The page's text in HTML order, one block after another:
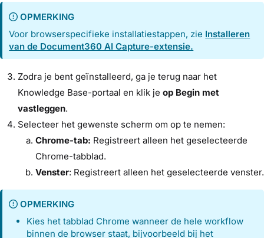
OPMERKING
Voor browserspecifieke installatiestappen, zie Installeren
van de Document360 AI Capture-extensie.
Zodra je bent geïnstalleerd, ga je terug naar het
Knowledge Base-portaal en klik je op Begin met
vastleggen.
Selecteer het gewenste scherm om op te nemen:
Chrome-tab: Registreert alleen het geselecteerde
Chrome-tabblad.
Venster: Registreert alleen het geselecteerde venster.
OPMERKING
Kies het tabblad Chrome wanneer de hele workflow
binnen de browser staat, bijvoorbeeld bij het